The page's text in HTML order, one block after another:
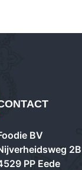
BV
2B
PP Eede